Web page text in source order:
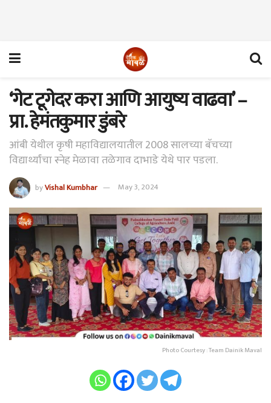
‘गेट टूगेदर करा आणि आयुष्य वाढवा’ –
प्रा. हेमंतकुमार डुंबरे
आंबी येथील कृषी महाविद्यालयातील 2008 सालच्या बॅचच्या
विद्यार्थ्यांचा स्नेह मेळावा तळेगाव दाभाडे येथे पार पडला.
byVishal Kumbhar May 3, 2024
Photo Courtesy : Team Dainik Maval